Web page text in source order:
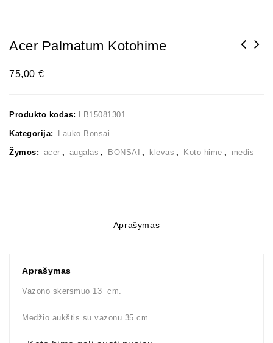
Acer Palmatum Kotohime
75,00 €
Produkto kodas: LB15081301
Kategorija: Lauko Bonsai
Žymos: acer , augalas , BONSAI , klevas , Koto hime , medis
Aprašymas
Aprašymas
Vazono skersmuo 13 cm.
Medžio aukštis su vazonu 35 cm.